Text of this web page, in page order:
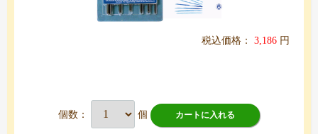
税込価格： 3,186 円
個数： 個 カートに入れる